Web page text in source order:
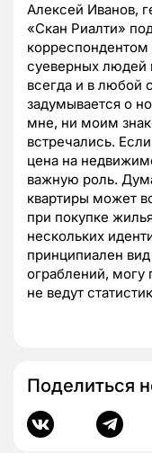
Алексей Иванов,
«Скан Риалти»
суеверных людей
всегда и в любой
задумывается о
мне, ни моим
встречались.
цена на
важную роль.
квартиры может
при покупке
нескольких
принципиален
ограблений, могу
не ведут
Поделиться